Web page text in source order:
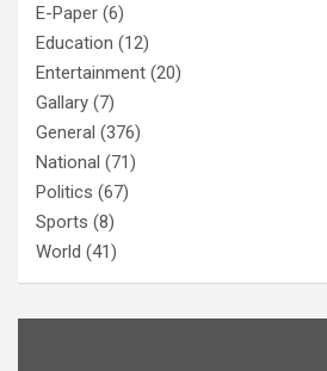
E-Paper (6)
Education (12)
Entertainment (20)
Gallary (7)
General (376)
National (71)
Politics (67)
Sports (8)
World (41)